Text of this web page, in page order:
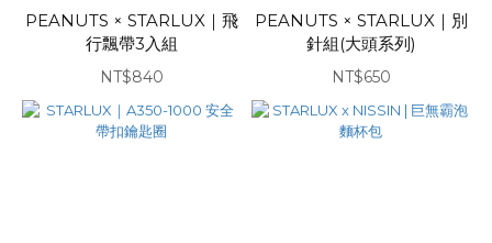
PEANUTS × STARLUX｜飛
行飄帶3入組
NT$840
PEANUTS × STARLUX｜別
針組(大頭系列)
NT$650